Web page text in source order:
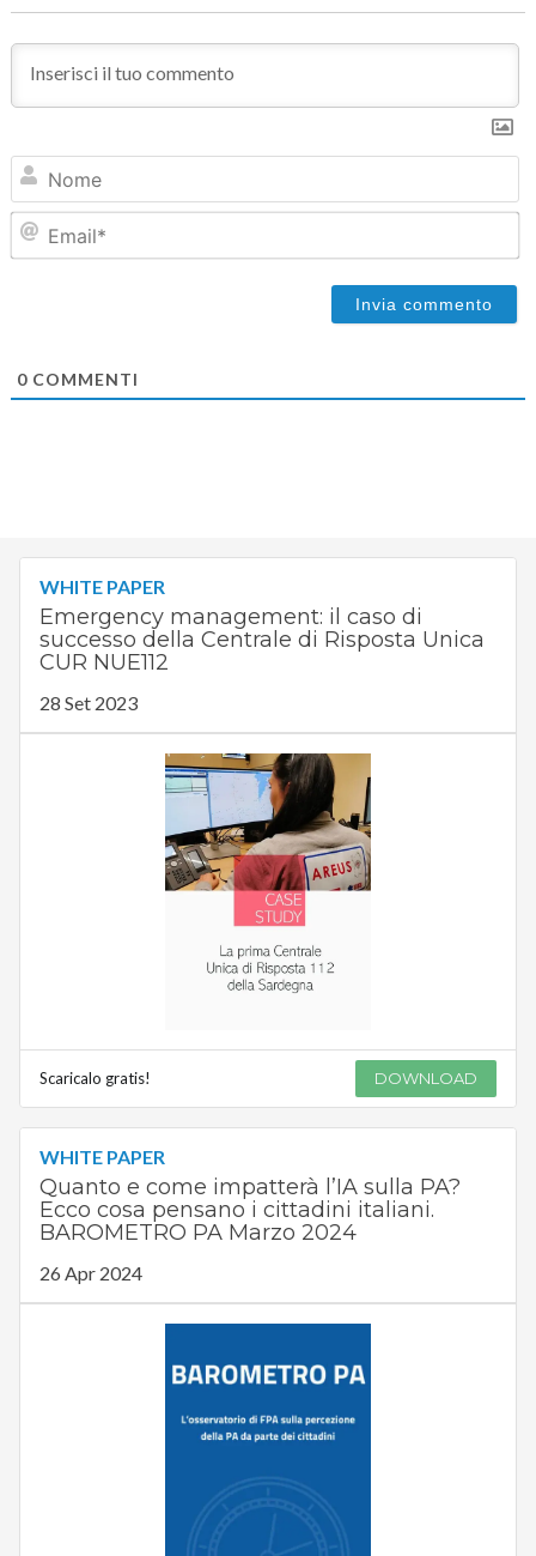
0COMMENTI
WHITE PAPER
Emergency management: il caso di
successo della Centrale di Risposta Unica
CUR NUE112
28 Set 2023
Scaricalo gratis! DOWNLOAD
WHITE PAPER
Quanto e come impatterà l’IA sulla PA?
Ecco cosa pensano i cittadini italiani.
BAROMETRO PA Marzo 2024
26 Apr 2024